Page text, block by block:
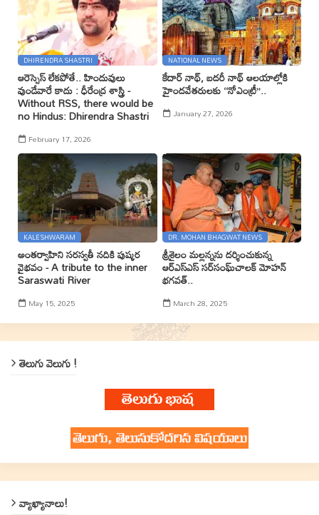
DHIRENDRA SHASTRI
ఆరెస్సెస్ లేకపోతే.. హిందువులు
వుండేవారే కాదు : ధీరేంద్ర శాస్త్రి -
Without RSS, there would be
no Hindus: Dhirendra Shastri
February 17, 2026
NATIONAL NEWS
కేదార్ నాథ్, బదరీ నాథ్ ఆలయాల్లోకి
హైందవేతరులకు ‘‘నోఎంట్రీ’’..
January 27, 2026
KALESHWARAM
అంతర్వాహిని సరస్వతీ నదికి పుష్కర
వైభవం - A tribute to the inner
Saraswati River
May 15, 2025
DR. MOHAN BHAGWAT NEWS
శ్రీశైలం మల్లన్నను దర్శించుకున్న
ఆర్ఎస్ఎస్ సర్‌సంఘ్‌చాలక్ మోహన్
భగవత్..
March 28, 2025
తెలుగు వెలుగు !
వ్యాఖ్యానాలు!